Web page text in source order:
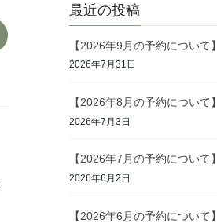
最近の投稿
【2026年9月の予約について】
2026年7月31日
【2026年8月の予約について】
2026年7月3日
【2026年7月の予約について】
2026年6月2日
【2026年6月の予約について】